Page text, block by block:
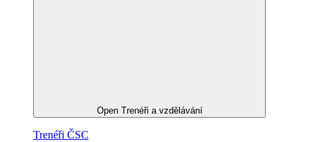
Open Trenéři a vzdělávání
Trenéři ČSC